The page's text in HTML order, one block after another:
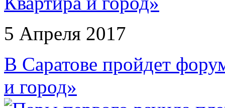
5 Апреля 2017
В Саратове пройдет
и город»